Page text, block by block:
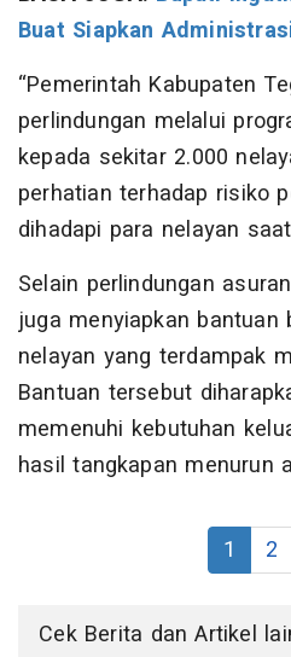
Buat Siapkan
“Pemerintah Kabupaten
perlindungan melalui
kepada sekitar 2.000
perhatian terhadap risiko
dihadapi para nelayan
Selain perlindungan
juga menyiapkan bantuan
nelayan yang terdampak
Bantuan tersebut
memenuhi kebutuhan
hasil tangkapan menurun
1 2
Cek Berita dan Artikel